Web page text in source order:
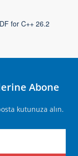
for C++ 26.2
Abone
kutunuza alın.